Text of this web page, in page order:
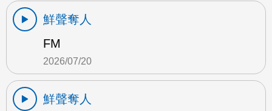
鮮聲奪人
FM
2026/07/20
鮮聲奪人